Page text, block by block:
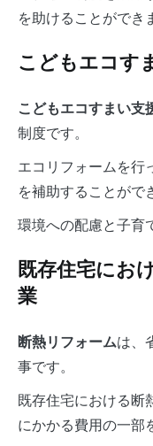
を助けることができ
こどもエコす
こどもエコすまい支
制度です。
エコリフォームを行
を補助することがで
環境への配慮と子育
既存住宅にお
業
断熱リフォームは、
事です。
既存住宅における断
にかかる費用の一部